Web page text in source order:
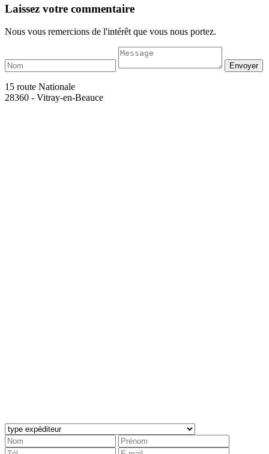
Laissez votre commentaire
Nous vous remercions de l'intérêt que vous nous portez.
15 route Nationale
28360 - Vitray-en-Beauce